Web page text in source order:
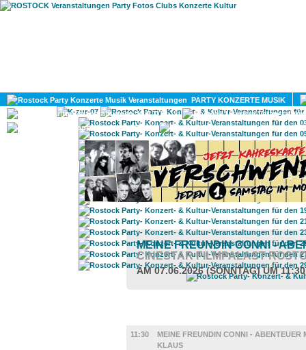
PARTY KONZERTE MUSIK
KULTUR
GAY
MEINE FREUNDIN CONNI -
CINESTAR FILMPALAST
AM 07.06.2026 (SONNTAG) UM
11:30
MEINE FREUNDIN CONNI - ABENTEUER
KLAUS